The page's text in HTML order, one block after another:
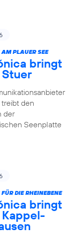
AM PLAUER SEE
bringt
den
der
Seenplatte
DIE RHEINEBENE
bringt